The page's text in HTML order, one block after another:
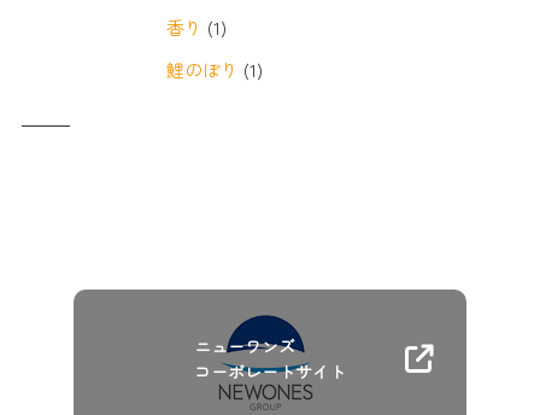
香り (1)
鯉のぼり (1)
ニューワンズ
コーポレートサイト